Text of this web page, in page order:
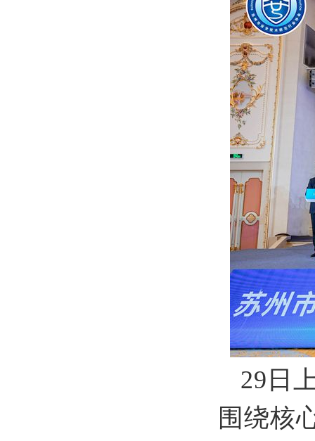
29 日
围绕核